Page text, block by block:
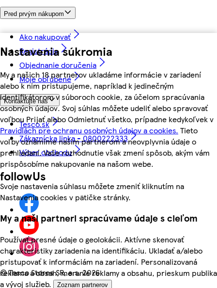
Nastavenia súkromia
My a našich 18 partnerov ukladáme informácie v zariadení
alebo k nim pristupujeme, napríklad k jedinečným
identifikátorom v súboroch cookie, za účelom spracúvania
osobných údajov. Svoj súhlas môžete udeliť alebo spravovať
voľbou Prijať alebo Odmietnuť všetko, prípadne kedykoľvek v
Pravidlách pre ochranu osobných údajov a cookies. Tieto
voľby oznámime našim partnerom a neovplyvnia údaje o
prehliadaní. Vaše rozhodnutie však zmení spôsob, akým vám
prispôsobíme nakupovanie na našom webe.
Svoje nastavenia súhlasu môžete zmeniť kliknutím na
Nastavenia cookies v pätičke stránky.
My a naši partneri spracúvame údaje s cieľom
Používať presné údaje o geolokácii. Aktívne skenovať
charakteristiky zariadenia na identifikáciu. Ukladať a/alebo
pristupovať k informáciám na zariadení. Personalizovaná
reklama a obsah, meranie reklamy a obsahu, prieskum publika
a vývoj služieb.
Zoznam partnerov
Pred prvým nákupom
Ako nakupovať
Registrácia
Objednanie doručenia
Moje obľúbené
Kontaktujte nás
Tesco.sk
Zákaznícka linka - 0800222333
Výber obchodu
followUs
©Tesco Stores SR, a.s. 2026